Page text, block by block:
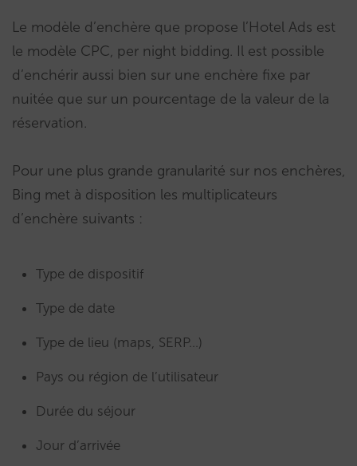
Le modèle d’enchère que propose l’Hotel Ads est
le modèle CPC, per night bidding. Il est possible
d’enchérir aussi bien sur une enchère fixe par
nuitée que sur un pourcentage de la valeur de la
réservation.
Pour une plus grande granularité sur nos enchères,
Bing met à disposition les multiplicateurs
d’enchère suivants :
Type de dispositif
Type de date
Type de lieu (maps, SERP…)
Pays ou région de l’utilisateur
Durée du séjour
Jour d’arrivée